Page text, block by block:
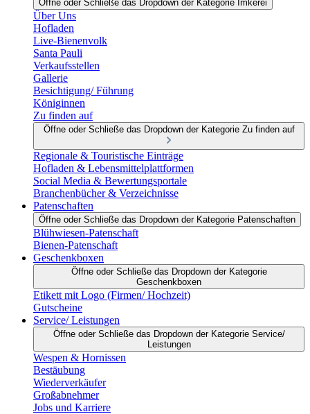
Öffne oder Schließe das Dropdown der Kategorie Imkerei
Über Uns
Hofladen
Live-Bienenvolk
Santa Pauli
Verkaufsstellen
Gallerie
Besichtigung/ Führung
Königinnen
Zu finden auf
Öffne oder Schließe das Dropdown der Kategorie Zu finden auf
Regionale & Touristische Einträge
Hofladen & Lebensmittelplattformen
Social Media & Bewertungsportale
Branchenbücher & Verzeichnisse
Patenschaften
Öffne oder Schließe das Dropdown der Kategorie Patenschaften
Blühwiesen-Patenschaft
Bienen-Patenschaft
Geschenkboxen
Öffne oder Schließe das Dropdown der Kategorie
Geschenkboxen
Etikett mit Logo (Firmen/ Hochzeit)
Gutscheine
Service/ Leistungen
Öffne oder Schließe das Dropdown der Kategorie Service/
Leistungen
Wespen & Hornissen
Bestäubung
Wiederverkäufer
Großabnehmer
Jobs und Karriere